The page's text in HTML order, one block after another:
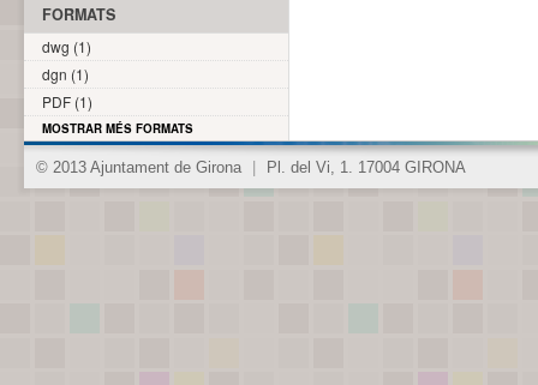
FORMATS
dwg (1)
dgn (1)
PDF (1)
MOSTRAR MÉS FORMATS
© 2013 Ajuntament de Girona Pl. del Vi, 1. 17004 GIRONA